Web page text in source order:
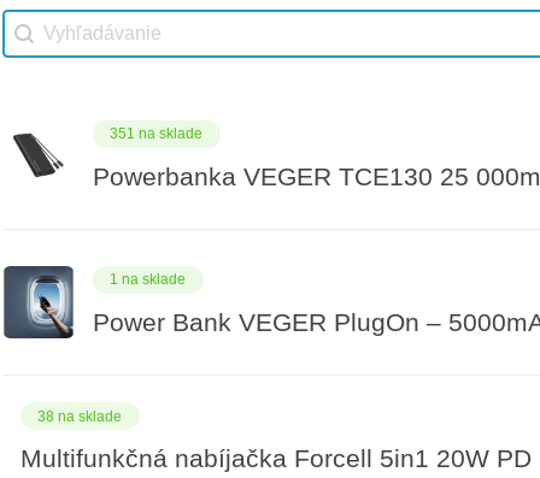
Vhodné príslušenstvo search
Search content
351 na sklade
Powerbanka VEGER TCE130 25
1 na sklade
Power Bank VEGER PlugOn –
38 na sklade
Multifunkčná nabíjačka Forcell 5in1 20W